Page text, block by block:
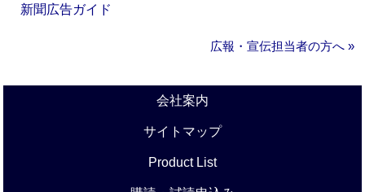
新聞広告ガイド
広報・宣伝担当者の方へ »
会社案内
サイトマップ
Product List